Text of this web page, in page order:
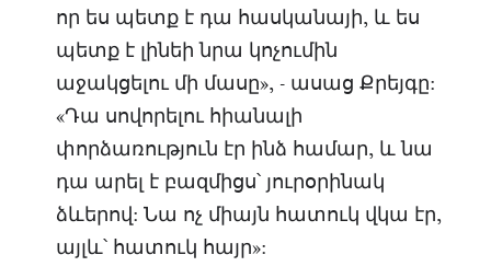
որ ես պետք է դա հասկանայի, և ես
պետք է լինեի նրա կոչումին
աջակցելու մի մասը», - ասաց Քրեյգը:
«Դա սովորելու հիանալի
փորձառություն էր ինձ համար, և նա
դա արել է բազմիցս՝ յուրօրինակ
ձևերով: Նա ոչ միայն հատուկ վկա էր,
այլև՝ հատուկ հայր»: